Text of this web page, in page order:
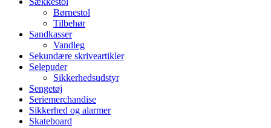
Børnestol
Tilbehør
Sandkasser
Vandleg
Sekundære skriveartikler
Selepuder
Sikkerhedsudstyr
Sengetøj
Seriemerchandise
Sikkerhed og alarmer
Skateboard